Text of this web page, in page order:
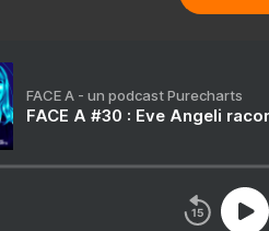
FACE A - un podcast Purecharts
FACE A #30 : Eve Angeli